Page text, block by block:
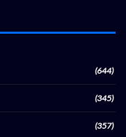
(644)
(345)
(357)